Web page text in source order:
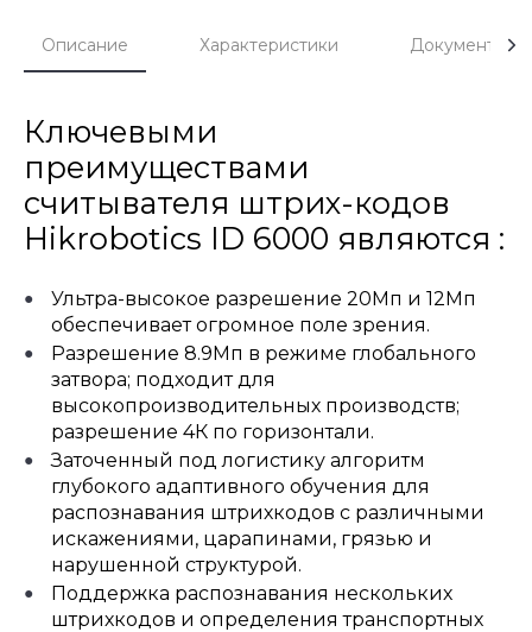
Описание Характеристики Документы
Ключевыми
преимуществами
считывателя штрих-кодов
Hikrobotics ID 6000 являются :
Ультра-высокое разрешение 20Мп и 12Мп
обеспечивает огромное поле зрения.
Разрешение 8.9Мп в режиме глобального
затвора; подходит для
высокопроизводительных производств;
разрешение 4К по горизонтали.
Заточенный под логистику алгоритм
глубокого адаптивного обучения для
распознавания штрихкодов с различными
искажениями, царапинами, грязью и
нарушенной структурой.
Поддержка распознавания нескольких
штрихкодов и определения транспортных